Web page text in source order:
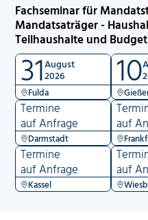
Fachseminar für
Mandatsaträger -
Teilhaushalte und
31August
2026
Fulda 10
Termine
auf Anfrage
Darmstadt
auf
Termine
auf Anfrage
Kassel
auf